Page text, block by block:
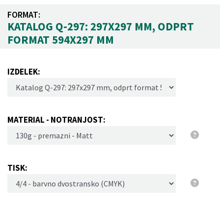
FORMAT:
KATALOG Q-297: 297X297 MM, ODPRT
FORMAT 594X297 MM
IZDELEK:
MATERIAL - NOTRANJOST:
TISK: